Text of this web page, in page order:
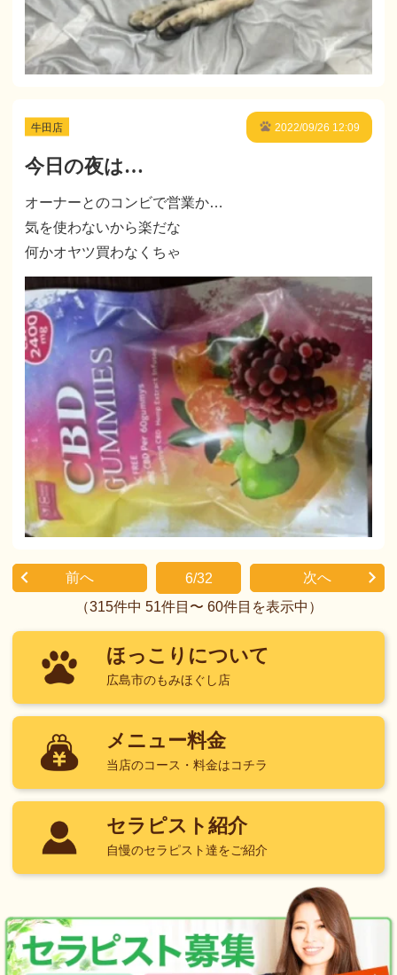
牛田店 2022/09/26 12:09
今日の夜は…
オーナーとのコンビで営業か…
気を使わないから楽だな
何かオヤツ買わなくちゃ
前へ 6/32 次へ
（315件中 51件目〜 60件目を表示中）
ほっこりについて
広島市のもみほぐし店
メニュー料金
当店のコース・料金はコチラ
セラピスト紹介
自慢のセラピスト達をご紹介